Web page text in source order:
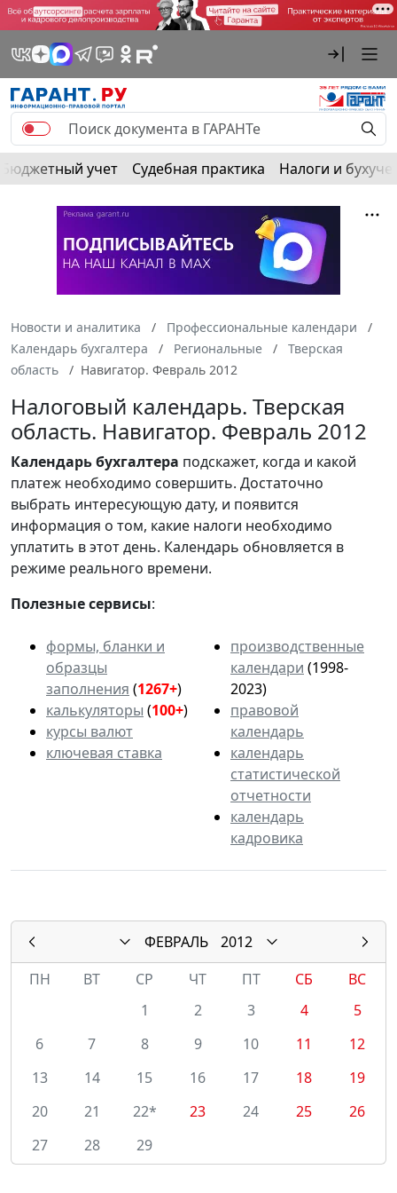
Бюджетный учет Судебная практика Налоги и
Новости и аналитика
Профессиональные календари
Календарь бухгалтера
Региональные
Тверская
область
Навигатор. Февраль 2012
Налоговый календарь. Тверская
область. Навигатор. Февраль 2012
Календарьбухгалтера подскажет, когда и какой
платеж необходимо совершить. Достаточно
выбрать интересующую дату, и появится
информация о том, какие налоги необходимо
уплатить в этот день. Календарь обновляется в
режиме реального времени.
Полезные сервисы:
формы, бланки и
образцы
заполнения (1267+)
калькуляторы (100+)
курсы валют
ключевая ставка
производственные
календари (1998-
2023)
правовой
календарь
календарь
статистической
отчетности
календарь
кадровика
ФЕВРАЛЬ
2012
ПН
ВТ СР ЧТ ПТ СБ
ВС
1
2 3 4
5
6
7 8 9 10 11
12
13
14 15 16 17 18
19
20
21 22* 23 24 25
26
27
28 29